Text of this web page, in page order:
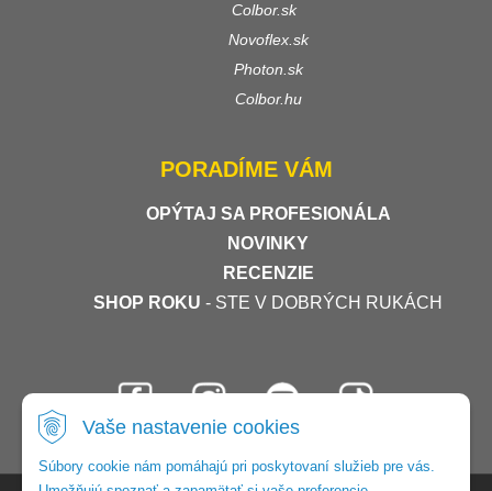
Vaše nastavenie cookies
Súbory cookie nám pomáhajú pri poskytovaní služieb pre vás.
Colbor.sk
Novoflex.sk
Photon.sk
Colbor.hu
PORADÍME VÁM
OPÝTAJ SA PROFESIONÁLA
NOVINKY
RECENZIE
SHOP ROKU - STE V DOBRÝCH RUKÁCH